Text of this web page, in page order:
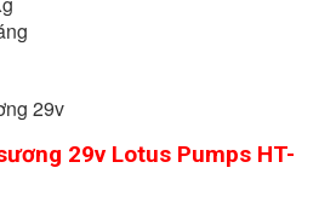
29v Lotus Pumps HT-